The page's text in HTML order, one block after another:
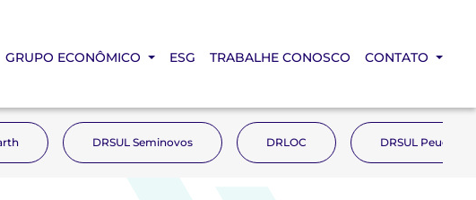
GRUPO ECONÔMICO ESG TRABALHE CONOSCO CONTATO
DRSUL Seminovos DRLOC DRSUL Peugeot